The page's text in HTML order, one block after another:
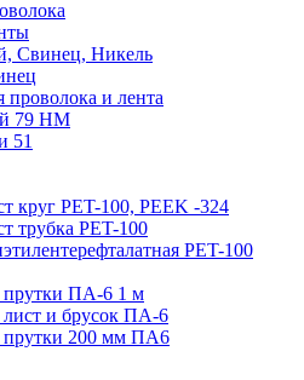
Свинец, Никель
проволока и лента
79 НМ
51
круг PET-100, PEEK -324
трубка PET-100
PET-100
прутки ПА-6 1 м
и брусок ПА-6
прутки 200 мм ПА6